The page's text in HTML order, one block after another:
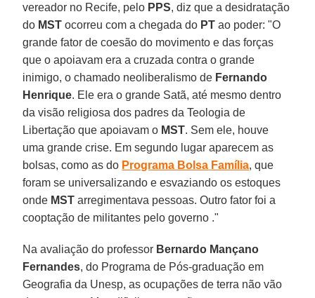
vereador no Recife, pelo PPS, diz que a desidratação
do MST ocorreu com a chegada do PT ao poder: "O
grande fator de coesão do movimento e das forças
que o apoiavam era a cruzada contra o grande
inimigo, o chamado neoliberalismo de Fernando
Henrique. Ele era o grande Satã, até mesmo dentro
da visão religiosa dos padres da Teologia de
Libertação que apoiavam o MST. Sem ele, houve
uma grande crise. Em segundo lugar aparecem as
bolsas, como as do Programa Bolsa Família, que
foram se universalizando e esvaziando os estoques
onde MST arregimentava pessoas. Outro fator foi a
cooptação de militantes pelo governo ."
Na avaliação do professor Bernardo Mançano
Fernandes, do Programa de Pós-graduação em
Geografia da Unesp, as ocupações de terra não vão